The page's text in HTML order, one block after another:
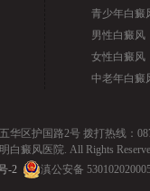
青少年白癜
男性白癜风
女性白癜风
中老年白癜
华区护国路2号 拨打热线：
白癜风医院. All Rights
-2
滇公安备